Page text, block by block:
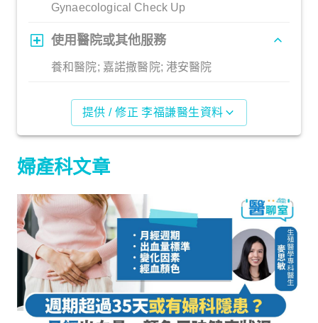
Gynaecological Check Up
使用醫院或其他服務
養和醫院; 嘉諾撒醫院; 港安醫院
提供 / 修正 李福謙醫生資料
婦產科文章